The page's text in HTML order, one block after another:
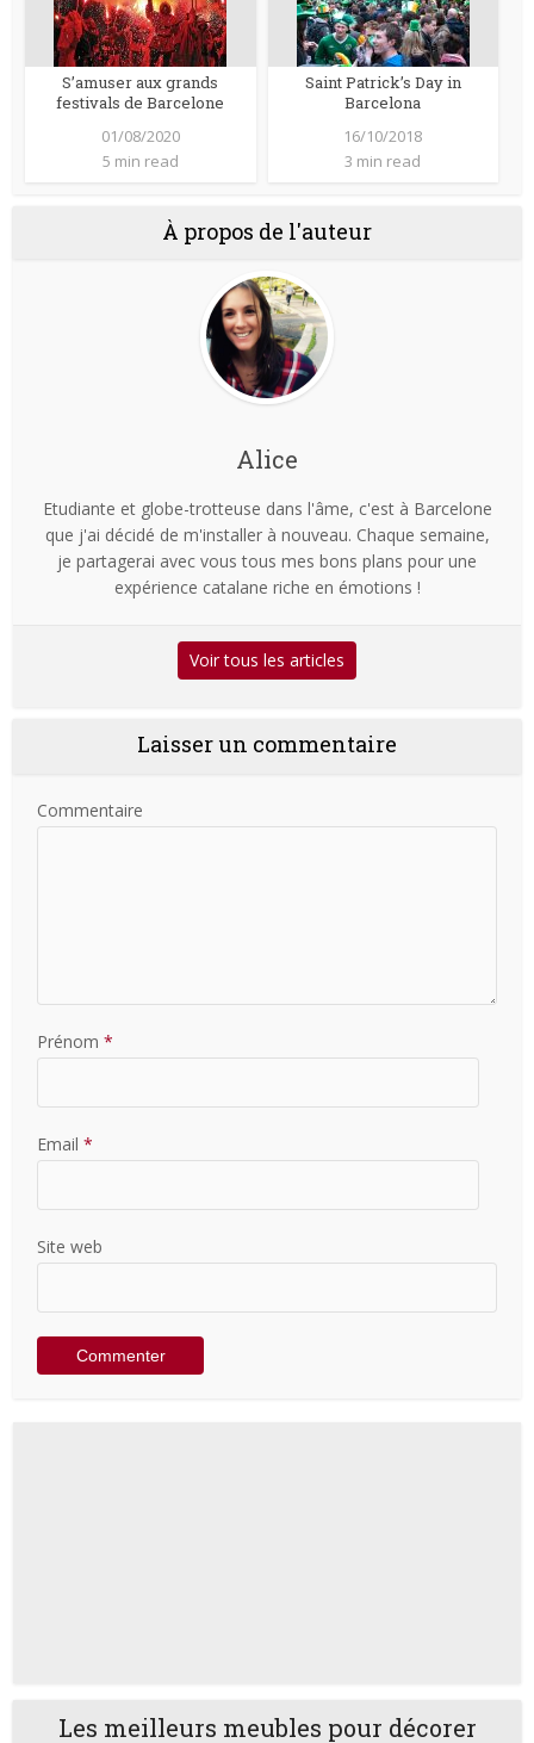
S’amuser aux grands
festivals de Barcelone
01/08/2020
5 min read
Saint Patrick’s Day in
Barcelona
16/10/2018
3 min read
À propos de l'auteur
Alice
Etudiante et globe-trotteuse dans l'âme, c'est à Barcelone
que j'ai décidé de m'installer à nouveau. Chaque semaine,
je partagerai avec vous tous mes bons plans pour une
expérience catalane riche en émotions !
Voir tous les articles
Laisser un commentaire
Commentaire
Prénom *
Email *
Site web
Les meilleurs meubles pour décorer